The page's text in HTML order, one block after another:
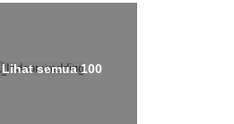
Lihat semua100